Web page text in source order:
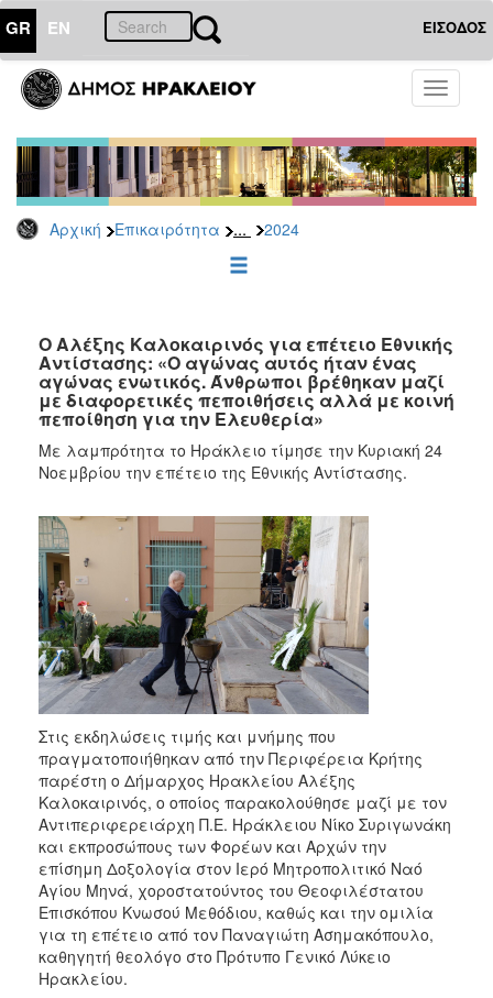
GR EN ΕΙΣΟΔΟΣ
Toggle
Αρχική Επικαιρότητα ... 2024
ΕΠΙΚΑΙΡΟΤΗΤΑ
Τύπου
Αρχείο
2026
2025
2022
2021
2020
2018
2015
2013
2012
2011
2006
ΔΗΜΟΤΗΣ
ΕΠΙΣΚΕΠΤΗΣ
ΗΡΑΚΛΕΙΟ
Ο Αλέξης Καλοκαιρινός για επέτειο Εθνικής
Αντίστασης: «Ο αγώνας αυτός ήταν ένας
αγώνας ενωτικός. Άνθρωποι βρέθηκαν μαζί
με διαφορετικές πεποιθήσεις αλλά με κοινή
πεποίθηση για την Ελευθερία»
Με λαμπρότητα το Ηράκλειο τίμησε την Κυριακή 24
Νοεμβρίου την επέτειο της Εθνικής Αντίστασης.
Στις εκδηλώσεις τιμής και μνήμης που
πραγματοποιήθηκαν από την Περιφέρεια Κρήτης
παρέστη ο Δήμαρχος Ηρακλείου Αλέξης
Καλοκαιρινός, ο οποίος παρακολούθησε μαζί με τον
Αντιπεριφερειάρχη Π.Ε. Ηράκλειου Νίκο Συριγωνάκη
και εκπροσώπους των Φορέων και Αρχών την
επίσημη Δοξολογία στον Ιερό Μητροπολιτικό Ναό
Αγίου Μηνά, χοροστατούντος του Θεοφιλέστατου
Επισκόπου Κνωσού Μεθόδιου, καθώς και την ομιλία
για τη επέτειο από τον Παναγιώτη Ασημακόπουλο,
καθηγητή θεολόγο στο Πρότυπο Γενικό Λύκειο
Ηρακλείου.